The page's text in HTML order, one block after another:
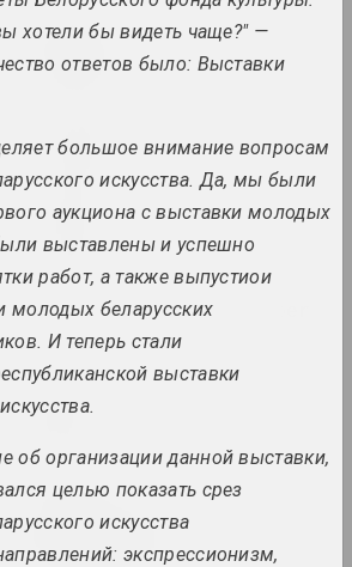
Lesia Pcholka
Great Stone
2024. solo show
in-between
KURS TUHA
2024. exhibition
Light and Losses on Paper
2024. exhibition
Limbo
Anna Sokolova
LOWER EDGE UPPER EDGE
2024 – 2025. solo show
хотели бы видеть чаще?" —
ответов было: Выставки
большое внимание вопросам
искусства. Да, мы были
аукциона с выставки молодых
выставлены и успешно
работ, а также выпустиои
беларусских
И теперь стали
выставки
об организации данной выставки,
целью показать срез
искусства
экспрессионизм,